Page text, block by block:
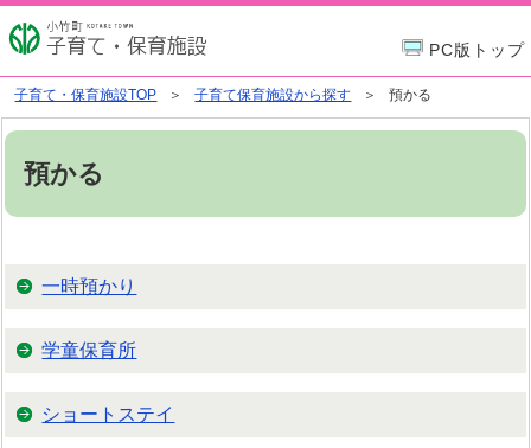
PC版トップ
子育て・保育施設TOP 子育て保育施設から探す 預かる
預かる
一時預かり
学童保育所
ショートステイ